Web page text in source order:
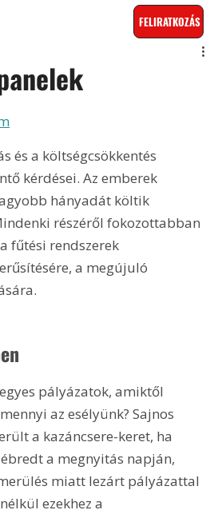
FELIRATKOZÁS
és a költségcsökkentés
kérdései. Az emberek
hányadát költik
részéről fokozottabban
fűtési rendszerek
a megújuló
pályázatok, amiktől
az esélyünk? Sajnos
a kazáncsere-keret, ha
a megnyitás napján,
miatt lezárt pályázattal
ezekhez a